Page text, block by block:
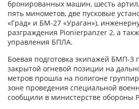
бронированных машин, шесть
пять минометов, две пусковые
«Град» и БМ-27 «Ураган»),
разграждения Pionierpanzer 2, а
управления БПЛА.
Боевая подготовка экипажей БМП-3
закрытой огневой позиции на
метров прошла на полигоне
зоне проведения специальной
сообщили в министерстве обороны